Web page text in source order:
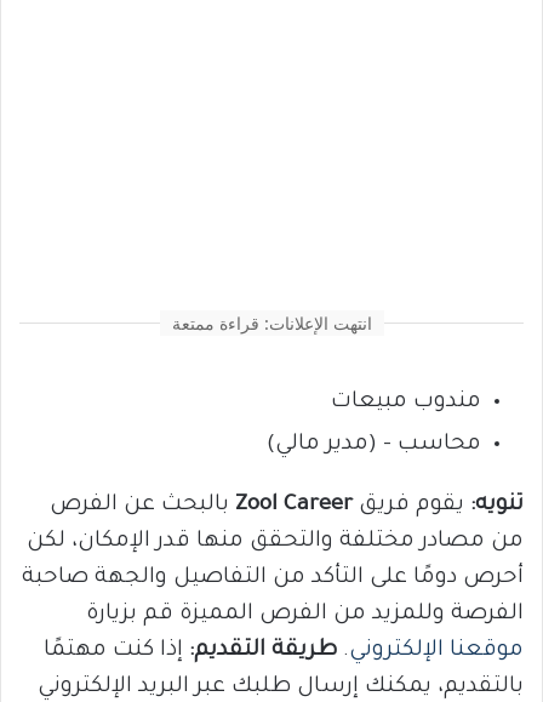
انتهت الإعلانات: قراءة ممتعة
مندوب مبيعات
محاسب – (مدير مالي)
تنويه: يقوم فريقZool Career بالبحث عن الفرص
من مصادر مختلفة والتحقق منها قدر الإمكان، لكن
أحرص دومًا على التأكد من التفاصيل والجهة صاحبة
الفرصة وللمزيد من الفرص المميزة قم بزيارة
موقعنا الإلكتروني. طريقة التقديم: إذا كنت مهتمًا
بالتقديم، يمكنك إرسال طلبك عبر البريد الإلكتروني